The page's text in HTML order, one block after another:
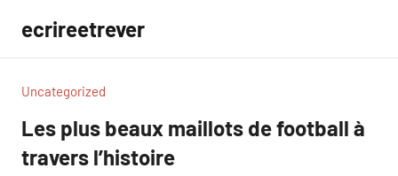
contenu
ecrireetrever
Uncategorized
Les plus beaux maillots de football à
travers l’histoire